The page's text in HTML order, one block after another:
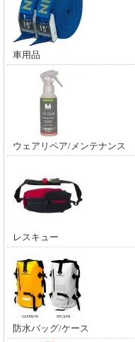
車用品
ウェアリペア/メンテナンス
レスキュー
防水バッグ/ケース